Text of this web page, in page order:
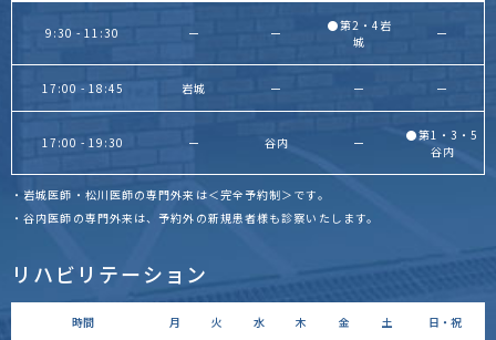
9:30 - 11:30 ー ー
●第2・4岩
城
ー
17:00 - 18:45 岩城 ー ー ー
17:00 - 19:30 ー 谷内 ー
●第1・3・5
谷内
・岩城医師・松川医師の専門外来は＜完全予約制＞です。
・谷内医師の専門外来は、予約外の新規患者様も診察いたします。
リハビリテーション
時間 月 火 水 木 金 土 日・祝